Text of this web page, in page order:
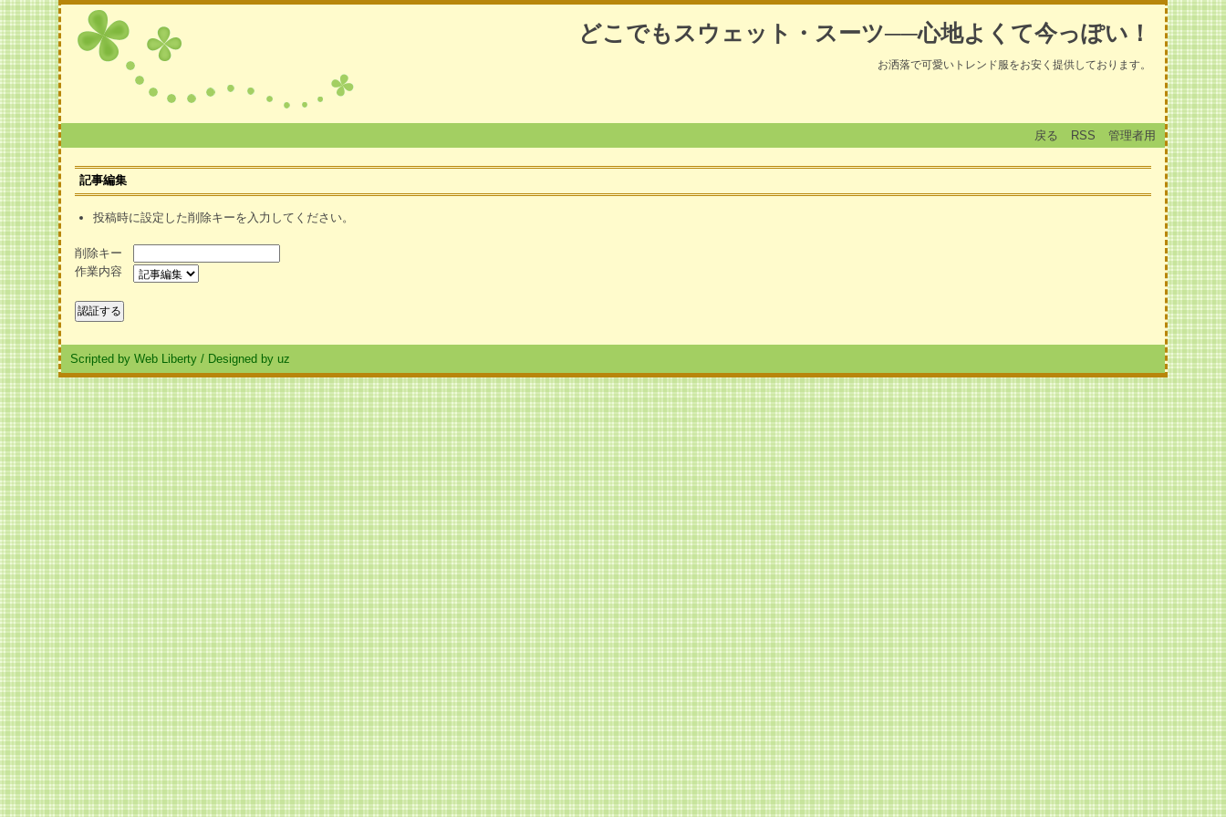
どこでもスウェット・スーツ──心地よくて今っぽい！
お洒落で可愛いトレンド服をお安く提供しております。
戻る RSS 管理者用
記事編集
投稿時に設定した削除キーを入力してください。
削除キー
作業内容
Scripted by Web Liberty / Designed by uz